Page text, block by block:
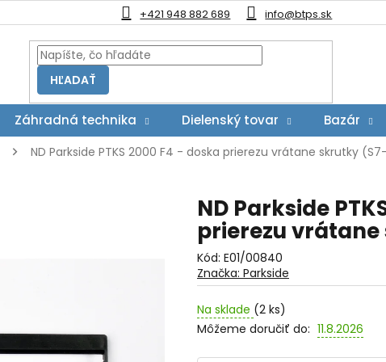
+421 948 882 689 info@btps.sk
HĽADAŤ
Záhradná technika Dielenský tovar Bazár
ND Parkside PTKS 2000 F4 - doska prierezu vrátane skrutky
ND Parkside
prierezu
Kód: E01/00840
Na sklade (2 ks)
Môžeme doručiť do: 11.8.2026
Značka: Parkside